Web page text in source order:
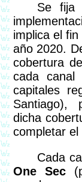
Se fija un plazo de 5 años para la
implica el
año 2020.
cobertura
cada canal
capitales
Santiago),
dicha
completar el
Cada
One Sec